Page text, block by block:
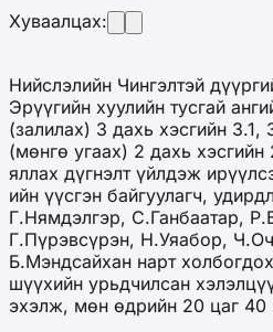
Хуваалцах:
Нийслэлийн Чингэлтэй
Эрүүгийн хуулийн тусгай
(залилах) 3 дахь хэсгийн 3.1,
(мөнгө угаах) 2 дахь хэсгийн
яллах дүгнэлт үйлдэж
ийн үүсгэн байгуулагч,
Г.Нямдэлгэр, С.Ганбаатар,
Г.Пүрэвсүрэн, Н.Уяабор,
Б.Мэндсайхан нарт
шүүхийн урьдчилсан
эхэлж, мөн өдрийн 20 цаг 40